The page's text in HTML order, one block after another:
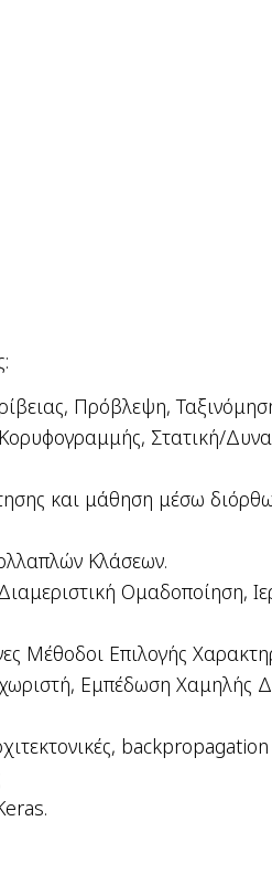
Πρόβλεψη,
Στατική/
και μάθηση μέσω
Κλάσεων.
Ομαδοποίηση,
Μέθοδοι Επιλογής
Εμπέδωση Χαμηλής